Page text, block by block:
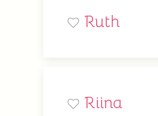
Ruth
Riina